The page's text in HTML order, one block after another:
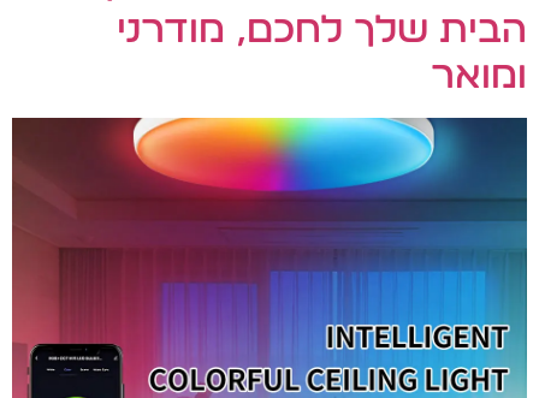
הבית שלך לחכם, מודרני
ומואר